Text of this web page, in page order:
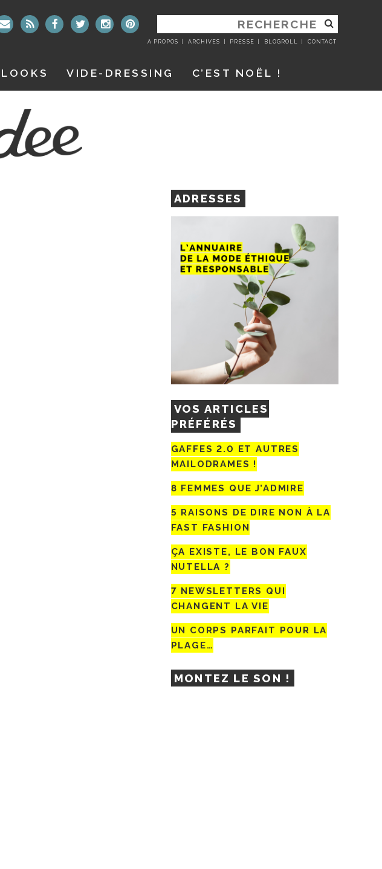
RECHERCHER
:
A PROPOS ARCHIVES PRESSE BLOGROLL CONTACT
LOOKS VIDE-DRESSING C’EST NOËL !
ADRESSES
VOS ARTICLES
PRÉFÉRÉS
GAFFES 2.0 ET AUTRES
MAILODRAMES !
8 FEMMES QUE J’ADMIRE
5 RAISONS DE DIRE NON À LA
FAST FASHION
ÇA EXISTE, LE BON FAUX
NUTELLA ?
7 NEWSLETTERS QUI
CHANGENT LA VIE
UN CORPS PARFAIT POUR LA
PLAGE…
MONTEZ LE SON !